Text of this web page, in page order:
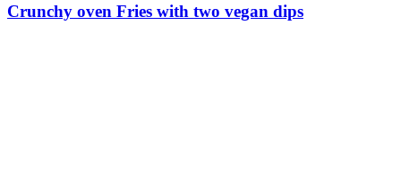
Crunchy oven Fries with two vegan dips